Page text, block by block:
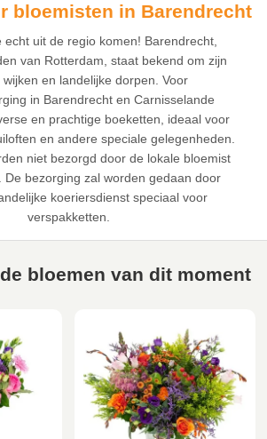
bloemisten in Barendrecht
echt uit de regio komen! Barendrecht,
van Rotterdam, staat bekend om zijn
wijken en landelijke dorpen. Voor
in Barendrecht en Carnisselande
en prachtige boeketten, ideaal voor
en andere speciale gelegenheden.
niet bezorgd door de lokale bloemist
De bezorging zal worden gedaan door
koeriersdienst speciaal voor
verspakketten.
bloemen van dit moment